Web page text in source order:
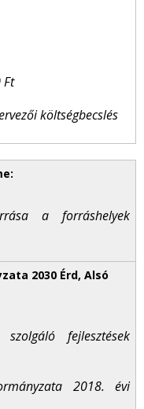
Ft
költségbecslés
a forráshelyek
fejlesztések
2018. évi